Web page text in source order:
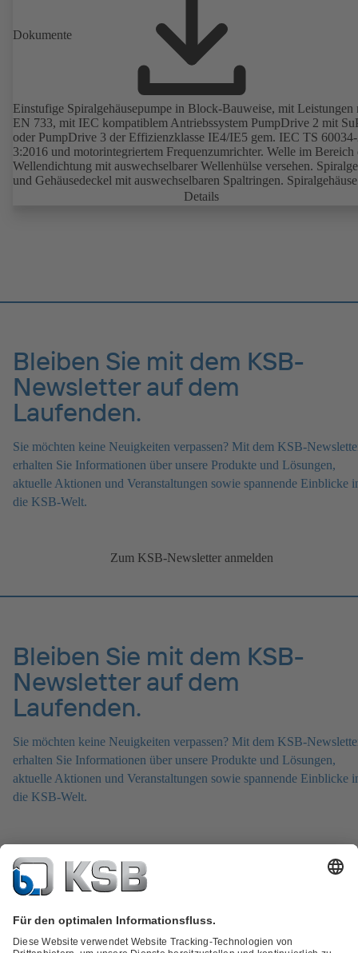
Dokumente
Einstufige Spiralgehäusepumpe in Block-Bauweise, mit Leistungen
EN 733, mit IEC kompatiblem Antriebssystem PumpDrive 2 mit
oder PumpDrive 3 der Effizienzklasse IE4/IE5 gem. IEC TS
3:2016 und motorintegriertem Frequenzumrichter. Welle im Bereich
Wellendichtung mit auswechselbarer Wellenhülse versehen.
und Gehäusedeckel mit auswechselbaren Spaltringen.
angegossenen Pumpenfüßen bei B-, C- und S Ausführung.
Details
Bleiben Sie mit dem KSB-
Newsletter auf dem
Laufenden.
Sie möchten keine Neuigkeiten verpassen? Mit dem KSB-
erhalten Sie Informationen über unsere Produkte und Lösungen,
aktuelle Aktionen und Veranstaltungen sowie spannende Einblicke
die KSB-Welt.
Zum KSB-Newsletter anmelden
Bleiben Sie mit dem KSB-
Newsletter auf dem
Laufenden.
Sie möchten keine Neuigkeiten verpassen? Mit dem KSB-
erhalten Sie Informationen über unsere Produkte und Lösungen,
aktuelle Aktionen und Veranstaltungen sowie spannende Einblicke
die KSB-Welt.